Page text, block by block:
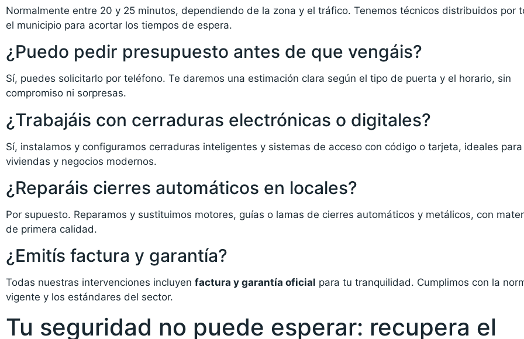
Normalmente entre 20 y 25 minutos, dependiendo de la zona y el tráfico. Tenemos técnicos distribuidos por
el municipio para acortar los tiempos de espera.
¿Puedo pedir presupuesto antes de que vengáis?
Sí, puedes solicitarlo por teléfono. Te daremos una estimación clara según el tipo de puerta y el horario, sin
compromiso ni sorpresas.
¿Trabajáis con cerraduras electrónicas o digitales?
Sí, instalamos y configuramos cerraduras inteligentes y sistemas de acceso con código o tarjeta, ideales para
viviendas y negocios modernos.
¿Reparáis cierres automáticos en locales?
Por supuesto. Reparamos y sustituimos motores, guías o lamas de cierres automáticos y metálicos, con
de primera calidad.
¿Emitís factura y garantía?
Todas nuestras intervenciones incluyen factura y garantía oficial para tu tranquilidad. Cumplimos con la
vigente y los estándares del sector.
Tu seguridad no puede esperar: recupera el